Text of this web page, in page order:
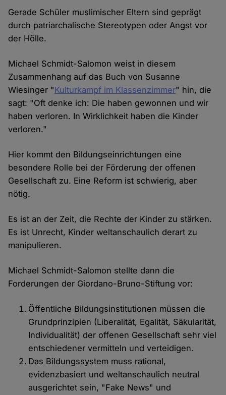
Gerade Schüler muslimischer Eltern sind geprägt
durch patriarchalische Stereotypen oder Angst vor
der Hölle.
Michael Schmidt-Salomon weist in diesem
Zusammenhang auf das Buch von Susanne
Wiesinger "Kulturkampf im Klassenzimmer" hin, die
sagt: "Oft denke ich: Die haben gewonnen und wir
haben verloren. In Wirklichkeit haben die Kinder
verloren."
Hier kommt den Bildungseinrichtungen eine
besondere Rolle bei der Förderung der offenen
Gesellschaft zu. Eine Reform ist schwierig, aber
nötig.
Es ist an der Zeit, die Rechte der Kinder zu stärken.
Es ist Unrecht, Kinder weltanschaulich derart zu
manipulieren.
Michael Schmidt-Salomon stellte dann die
Forderungen der Giordano-Bruno-Stiftung vor:
Öffentliche Bildungsinstitutionen müssen die
Grundprinzipien (Liberalität, Egalität, Säkularität,
Individualität) der offenen Gesellschaft sehr viel
entschiedener vermitteln und verteidigen.
Das Bildungssystem muss rational,
evidenzbasiert und weltanschaulich neutral
ausgerichtet sein, "Fake News" und